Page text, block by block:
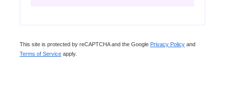
This site is protected by reCAPTCHA and the Google Privacy Policy and
Terms of Service apply.